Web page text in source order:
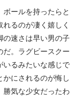
ールを持ったらと
るのが凄く嬉しく
の速さは早い男の子
だ。ラグビースクー
いるみたいな感じで
にされるのが悔し
勝気な少女だったわ